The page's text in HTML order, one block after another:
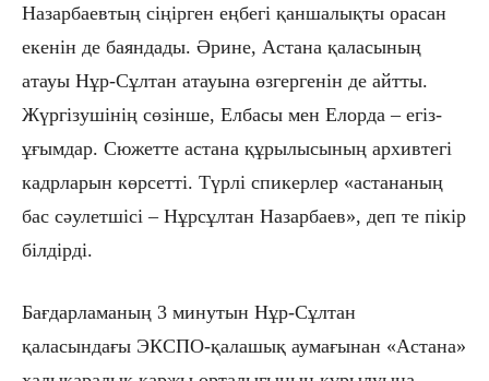
Назарбаевтың сіңірген еңбегі қаншалықты орасан
екенін де баяндады. Әрине, Астана қаласының
атауы Нұр-Сұлтан атауына өзгергенін де айтты.
Жүргізушінің сөзінше, Елбасы мен Елорда – егіз-
ұғымдар. Сюжетте астана құрылысының архивтегі
кадрларын көрсетті. Түрлі спикерлер «астананың
бас сәулетшісі – Нұрсұлтан Назарбаев», деп те пікір
білдірді.
Бағдарламаның 3 минутын Нұр-Сұлтан
қаласындағы ЭКСПО-қалашық аумағынан «Астана»